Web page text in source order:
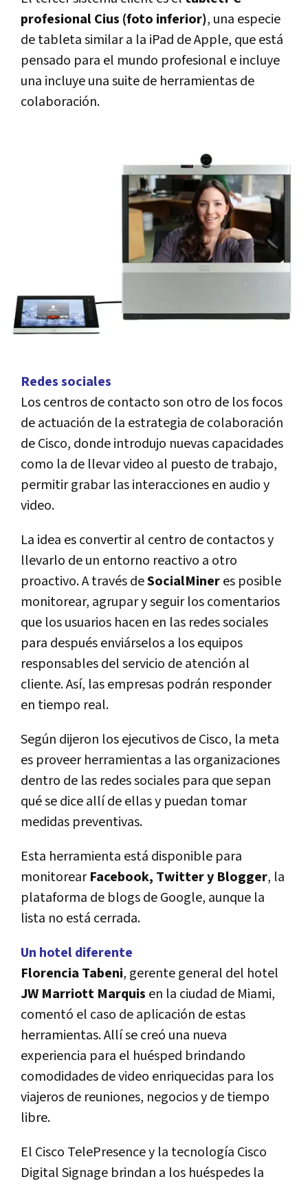
profesional Cius (foto inferior), una especie
de tableta similar a la iPad de Apple, que está
pensado para el mundo profesional e incluye
una incluye una suite de herramientas de
colaboración.
Redes sociales
Los centros de contacto son otro de los focos
de actuación de la estrategia de colaboración
de Cisco, donde introdujo nuevas capacidades
como la de llevar video al puesto de trabajo,
permitir grabar las interacciones en audio y
video.
La idea es convertir al centro de contactos y
llevarlo de un entorno reactivo a otro
proactivo. A través deSocialMineres posible
monitorear, agrupar y seguir los comentarios
que los usuarios hacen en las redes sociales
para después enviárselos a los equipos
responsables del servicio de atención al
cliente. Así, las empresas podrán responder
en tiempo real.
Según dijeron los ejecutivos de Cisco, la meta
es proveer herramientas a las organizaciones
dentro de las redes sociales para que sepan
qué se dice allí de ellas y puedan tomar
medidas preventivas.
Esta herramienta está disponible para
monitorearFacebook, Twitter y Blogger, la
plataforma de blogs de Google, aunque la
lista no está cerrada.
Un hotel diferente
Florencia Tabeni, gerente general del hotel
JW Marriott Marquis en la ciudad de Miami,
comentó el caso de aplicación de estas
herramientas. Allí se creó una nueva
experiencia para el huésped brindando
comodidades de video enriquecidas para los
viajeros de reuniones, negocios y de tiempo
libre.
El Cisco TelePresence y la tecnología Cisco
Digital Signage brindan a los huéspedes la